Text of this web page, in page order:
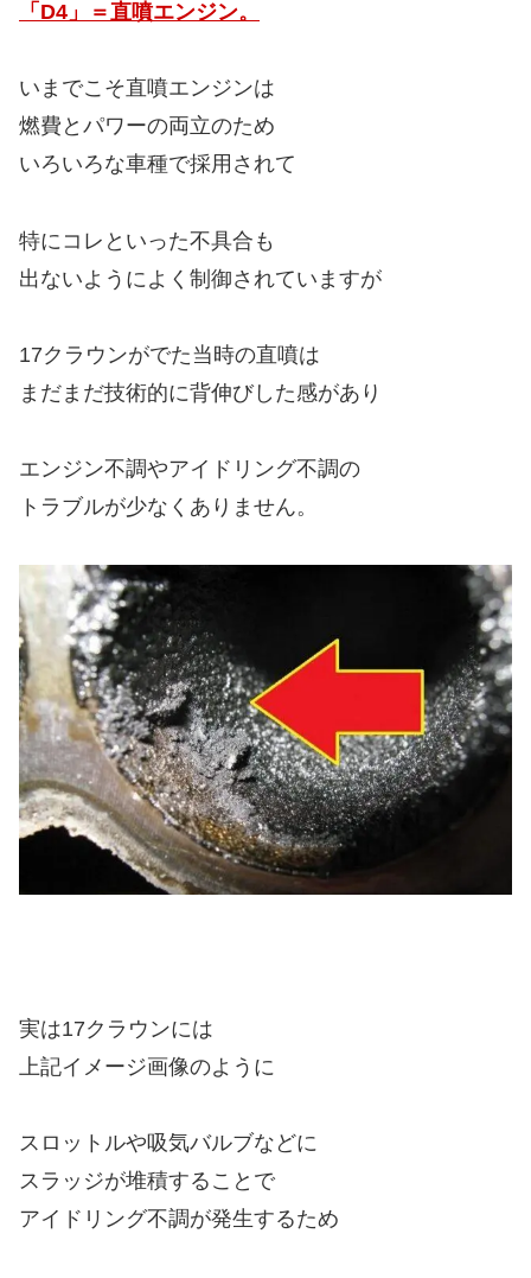
「D4」＝直噴エンジン。
いまでこそ直噴エンジンは
燃費とパワーの両立のため
いろいろな車種で採用されて
特にコレといった不具合も
出ないようによく制御されていますが
17クラウンがでた当時の直噴は
まだまだ技術的に背伸びした感があり
エンジン不調やアイドリング不調の
トラブルが少なくありません。
実は17クラウンには
上記イメージ画像のように
スロットルや吸気バルブなどに
スラッジが堆積することで
アイドリング不調が発生するため